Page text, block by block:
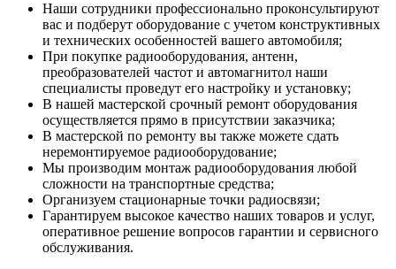
Наши сотрудники профессионально проконсультируют
вас и подберут оборудование с учетом конструктивных
и технических особенностей вашего автомобиля;
При покупке радиооборудования, антенн,
преобразователей частот и автомагнитол наши
специалисты проведут его настройку и установку;
В нашей мастерской срочный ремонт оборудования
осуществляется прямо в присутствии заказчика;
В мастерской по ремонту вы также можете сдать
неремонтируемое радиооборудование;
Мы производим монтаж радиооборудования любой
сложности на транспортные средства;
Организуем стационарные точки радиосвязи;
Гарантируем высокое качество наших товаров и услуг,
оперативное решение вопросов гарантии и сервисного
обслуживания.